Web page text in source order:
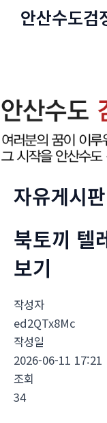
너
뛰
기
안산수도검
자유게시판
북토끼 텔
보기
작성자
ed2QTx8Mc
작성일
2026-06-11 17:21
조회
34